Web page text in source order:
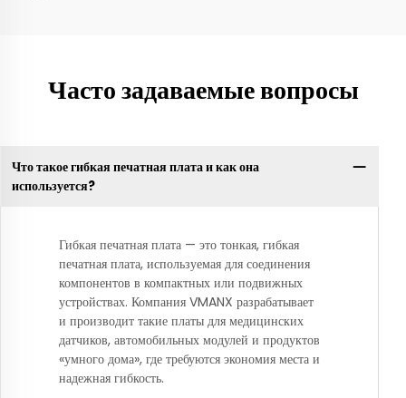
Часто задаваемые вопросы
Что такое гибкая печатная плата и как она
используется?
Гибкая печатная плата — это тонкая, гибкая
печатная плата, используемая для соединения
компонентов в компактных или подвижных
устройствах. Компания VMANX разрабатывает
и производит такие платы для медицинских
датчиков, автомобильных модулей и продуктов
«умного дома», где требуются экономия места и
надежная гибкость.